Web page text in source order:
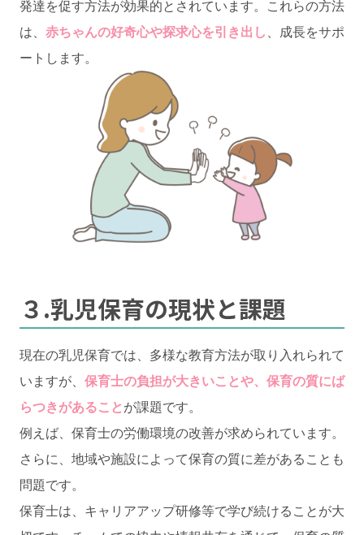
発達を促す方法が効果的とされています。これらの方法
は、 赤ちゃんの好奇心や探求心を引き出し、成長をサポ
ートします。
３.乳児保育の現状と課題
現在の乳児保育では、多様な教育方法が取り入れられて
いますが、 保育士の負担が大きいことや、保育の質にば
らつきがあることが課題です。
例えば、保育士の労働環境の改善が求められています。
さらに、地域や施設によって保育の質に差があることも
問題です。
保育士は、キャリアアップ研修等で学び続けることが大